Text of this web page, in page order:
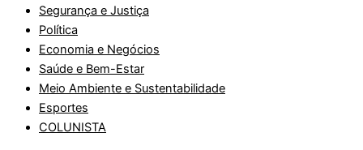
Segurança e Justiça
Política
Economia e Negócios
Saúde e Bem-Estar
Meio Ambiente e Sustentabilidade
Esportes
COLUNISTA